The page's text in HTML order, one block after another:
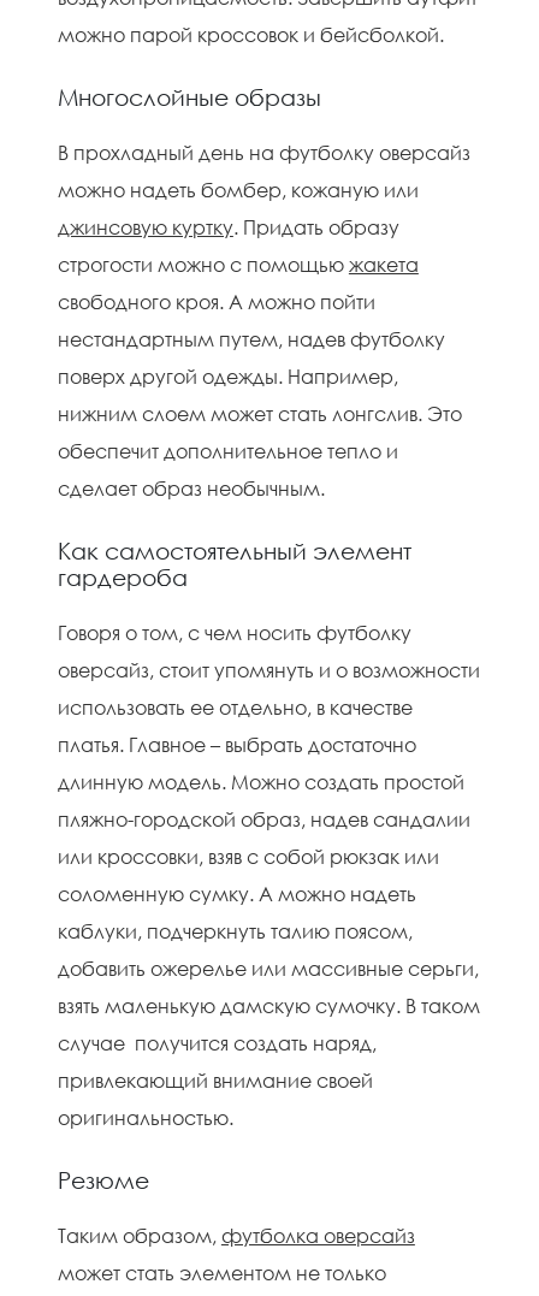
можно парой кроссовок и бейсболкой.
Многослойные образы
В прохладный день на футболку оверсайз
можно надеть бомбер, кожаную или
джинсовую куртку. Придать образу
строгости можно с помощью жакета
свободного кроя. А можно пойти
нестандартным путем, надев футболку
поверх другой одежды. Например,
нижним слоем может стать лонгслив. Это
обеспечит дополнительное тепло и
сделает образ необычным.
Как самостоятельный элемент
гардероба
Говоря о том, с чем носить футболку
оверсайз, стоит упомянуть и о возможности
использовать ее отдельно, в качестве
платья. Главное – выбрать достаточно
длинную модель. Можно создать простой
пляжно-городской образ, надев сандалии
или кроссовки, взяв с собой рюкзак или
соломенную сумку. А можно надеть
каблуки, подчеркнуть талию поясом,
добавить ожерелье или массивные серьги,
взять маленькую дамскую сумочку. В таком
случае получится создать наряд,
привлекающий внимание своей
оригинальностью.
Резюме
Таким образом, футболка оверсайз
может стать элементом не только